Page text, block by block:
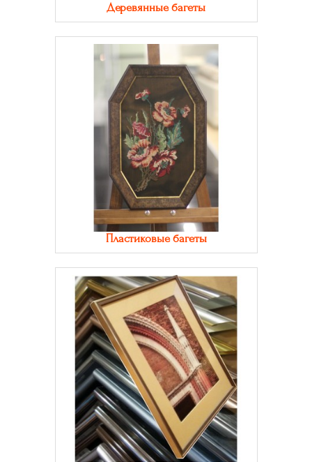
Деревянные багеты
Пластиковые багеты